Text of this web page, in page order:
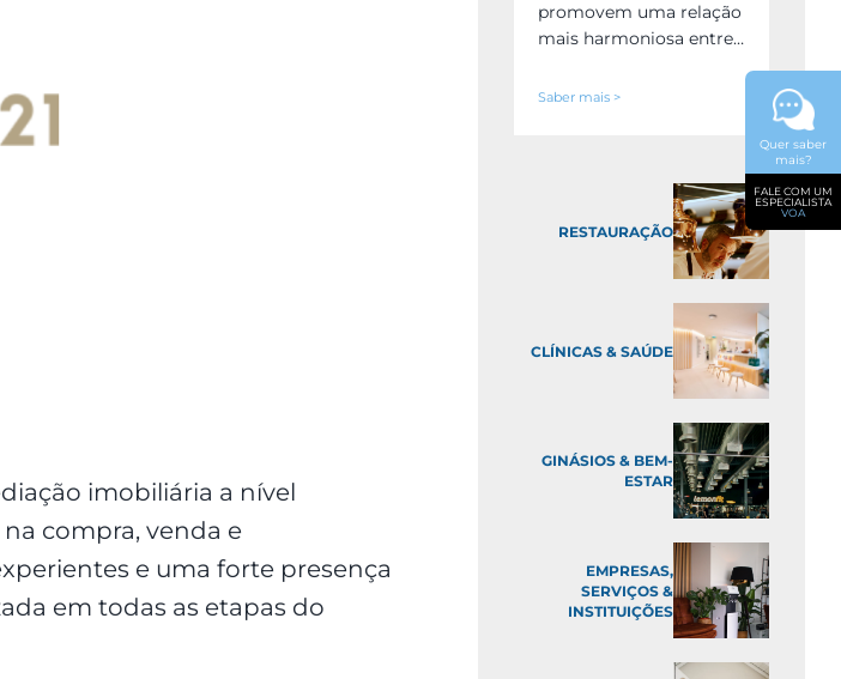
imobiliária a nível
compra, venda e
e uma forte presença
em todas as etapas do
promovem uma relação
mais harmoniosa entre…
Saber mais >
RESTAURAÇÃO
CLÍNICAS & SAÚDE
GINÁSIOS & BEM-
ESTAR
EMPRESAS,
SERVIÇOS &
INSTITUIÇÕES
Quer saber
mais?
FALE COM UM
ESPECIALISTA
VOA